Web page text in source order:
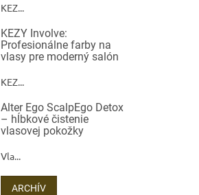
KEZ...
KEZY Involve:
Profesionálne farby na
vlasy pre moderný salón
KEZ...
Alter Ego ScalpEgo Detox
– hĺbkové čistenie
vlasovej pokožky
Vla...
ARCHÍV